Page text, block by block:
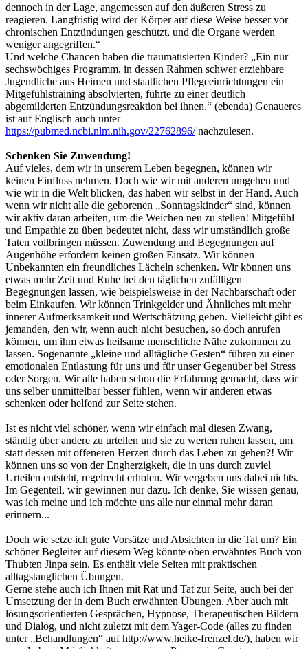
dennoch in der Lage, angemessen auf den äußeren Stress zu
reagieren. Langfristig wird der Körper auf diese Weise besser vor
chronischen Entzündungen geschützt, und die Organe werden
weniger angegriffen.“
Und welche Chancen haben die traumatisierten Kinder? „Ein nur
sechswöchiges Programm, in dessen Rahmen schwer erziehbare
Jugendliche aus Heimen und staatlichen Pflegeeinrichtungen ein
Mitgefühlstraining absolvierten, führte zu einer deutlich
abgemilderten Entzündungsreaktion bei ihnen.“ (ebenda) Genaueres
ist auf Englisch auch unter
https://pubmed.ncbi.nlm.nih.gov/22762896/nachzulesen.
Schenken Sie Zuwendung!
Auf vieles, dem wir in unserem Leben begegnen, können wir
keinen Einfluss nehmen. Doch wie wir mit anderen umgehen und
wie wir in die Welt blicken, das haben wir selbst in der Hand. Auch
wenn wir nicht alle die geborenen „Sonntagskinder“ sind, können
wir aktiv daran arbeiten, um die Weichen neu zu stellen! Mitgefühl
und Empathie zu üben bedeutet nicht, dass wir umständlich große
Taten vollbringen müssen. Zuwendung und Begegnungen auf
Augenhöhe erfordern keinen großen Einsatz. Wir können
Unbekannten ein freundliches Lächeln schenken. Wir können uns
etwas mehr Zeit und Ruhe bei den täglichen zufälligen
Begegnungen lassen, wie beispielsweise in der Nachbarschaft oder
beim Einkaufen. Wir können Trinkgelder und Ähnliches mit mehr
innerer Aufmerksamkeit und Wertschätzung geben. Vielleicht gibt es
jemanden, den wir, wenn auch nicht besuchen, so doch anrufen
können, um ihm etwas heilsame menschliche Nähe zukommen zu
lassen. Sogenannte „kleine und alltägliche Gesten“ führen zu einer
emotionalen Entlastung für uns und für unser Gegenüber bei Stress
oder Sorgen. Wir alle haben schon die Erfahrung gemacht, dass wir
uns selber unmittelbar besser fühlen, wenn wir anderen etwas
schenken oder helfend zur Seite stehen.
Ist es nicht viel schöner, wenn wir einfach mal diesen Zwang,
ständig über andere zu urteilen und sie zu werten ruhen lassen, um
statt dessen mit offeneren Herzen durch das Leben zu gehen?! Wir
können uns so von der Engherzigkeit, die in uns durch zuviel
Urteilen entsteht, regelrecht erholen. Wir vergeben uns dabei nichts.
Im Gegenteil, wir gewinnen nur dazu. Ich denke, Sie wissen genau,
was ich meine und ich möchte uns alle nur einmal mehr daran
erinnern...
Doch wie setze ich gute Vorsätze und Absichten in die Tat um? Ein
schöner Begleiter auf diesem Weg könnte oben erwähntes Buch von
Thubten Jinpa sein. Es enthält viele Seiten mit praktischen
alltagstauglichen Übungen.
Gerne stehe auch ich Ihnen mit Rat und Tat zur Seite, auch bei der
Umsetzung der in dem Buch erwähnten Übungen. Aber auch mit
lösungsorientierten Gesprächen, Hypnose, Therapeutischen Bildern
und Dialog, und nicht zuletzt mit dem Yager-Code (alles zu finden
unter „Behandlungen“ auf http://www.heike-frenzel.de/), haben wir